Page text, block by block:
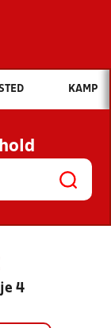
du søge efter?
NYHEDER
OG
KAMP
4